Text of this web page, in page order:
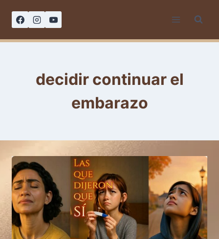
decidir continuar el
embarazo